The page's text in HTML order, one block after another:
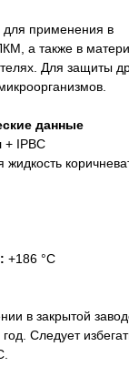
для применения в
а также в
Для защиты
данные
+ IPBC
жидкость
+186 °С
в закрытой
Следует